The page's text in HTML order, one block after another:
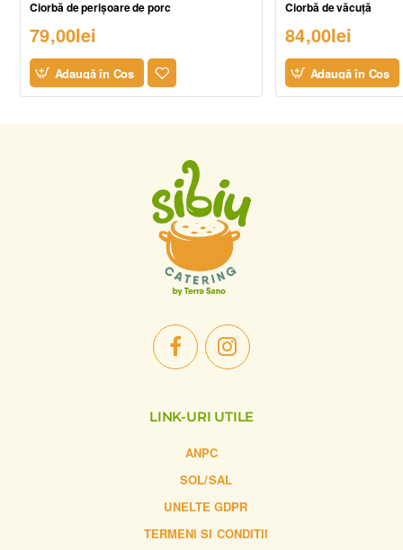
Ciorbă de perișoare de porc
79,00lei
Adaugă în Coş
Ciorbă de văcuță
84,00lei
Adaugă în Coş
LINK-URI UTILE
ANPC
SOL/SAL
UNELTE GDPR
TERMENI SI CONDITII